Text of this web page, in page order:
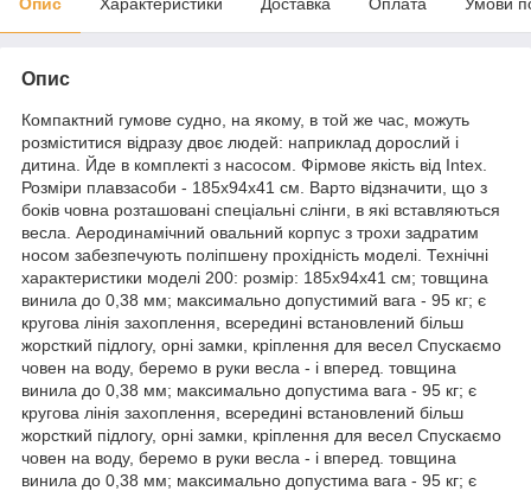
Опис
Компактний гумове судно, на якому, в той же час, можуть
розміститися відразу двоє людей: наприклад дорослий і
дитина. Йде в комплекті з насосом. Фірмове якість від Intex.
Розміри плавзасоби - 185x94x41 см. Варто відзначити, що з
боків човна розташовані спеціальні слінги, в які вставляються
весла. Аеродинамічний овальний корпус з трохи задратим
носом забезпечують поліпшену прохідність моделі. Технічні
характеристики моделі 200: розмір: 185x94x41 см; товщина
винила до 0,38 мм; максимально допустимий вага - 95 кг; є
кругова лінія захоплення, всередині встановлений більш
жорсткий підлогу, орні замки, кріплення для весел Спускаємо
човен на воду, беремо в руки весла - і вперед. товщина
винила до 0,38 мм; максимально допустима вага - 95 кг; є
кругова лінія захоплення, всередині встановлений більш
жорсткий підлогу, орні замки, кріплення для весел Спускаємо
човен на воду, беремо в руки весла - і вперед. товщина
винила до 0,38 мм; максимально допустима вага - 95 кг; є